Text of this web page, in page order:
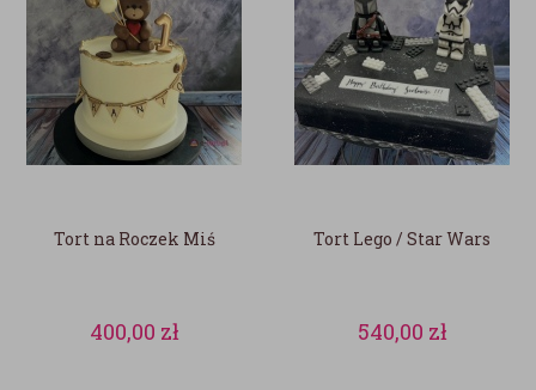
Tort na Roczek Miś
400,00 zł
Tort Lego / Star Wars
540,00 zł